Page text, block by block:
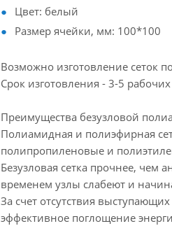
Цвет: белый
Размер ячейки, мм: 100*100
Возможно изготовление сеток
Срок изготовления - 3-5
Преимущества безузловой
Полиамидная и полиэфирная
полипропиленовые и
Безузловая сетка прочнее, чем
временем узлы слабеют и
За счет отсутствия
эффективное поглощение